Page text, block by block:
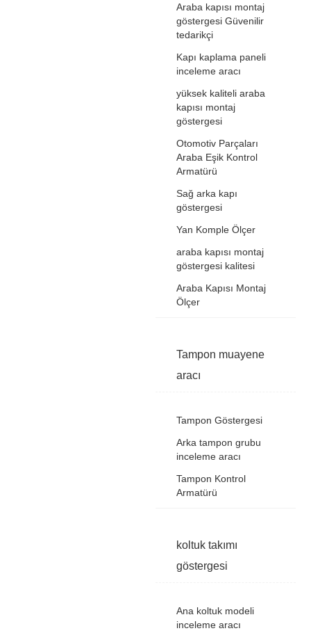
Araba kapısı montaj
göstergesi Güvenilir
tedarikçi
Kapı kaplama paneli
inceleme aracı
yüksek kaliteli araba
kapısı montaj
göstergesi
Otomotiv Parçaları
Araba Eşik Kontrol
Armatürü
Sağ arka kapı
göstergesi
Yan Komple Ölçer
araba kapısı montaj
göstergesi kalitesi
Araba Kapısı Montaj
Ölçer
Tampon muayene
aracı
Tampon Göstergesi
Arka tampon grubu
inceleme aracı
Tampon Kontrol
Armatürü
koltuk takımı
göstergesi
Ana koltuk modeli
inceleme aracı